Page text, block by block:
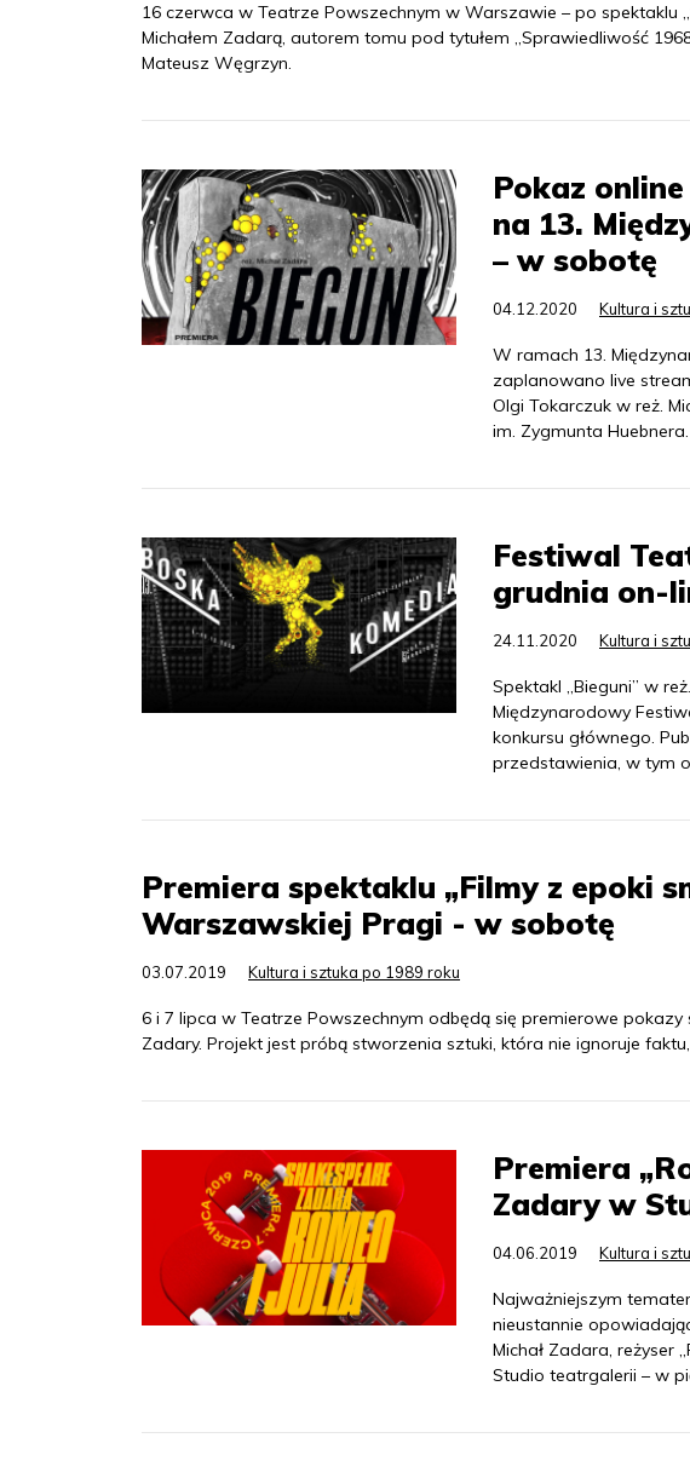
16 czerwca w Teatrze Powszechnym w Warszawie – po spektaklu
Michałem Zadarą, autorem tomu pod tytułem „Sprawiedliwość
Mateusz Węgrzyn.
Pokaz
na 13.
– w sobotę
04.12.2020 Kultura i
W ramach 13.
zaplanowano live
Olgi Tokarczuk w reż.
im. Zygmunta
Festiwal
grudnia on-
24.11.2020 Kultura i
Spektakl „Bieguni” w
Międzynarodowy
konkursu głównego.
przedstawienia, w tym
Premiera spektaklu „Filmy z epoki
Warszawskiej Pragi - w sobotę
03.07.2019 Kultura i sztuka po 1989 roku
6 i 7 lipca w Teatrze Powszechnym odbędą się premierowe pokazy
Zadary. Projekt jest próbą stworzenia sztuki, która nie ignoruje
Premiera
Zadary w
04.06.2019 Kultura i
Najważniejszym
nieustannie
Michał Zadara, reżyser
Studio teatrgalerii – w